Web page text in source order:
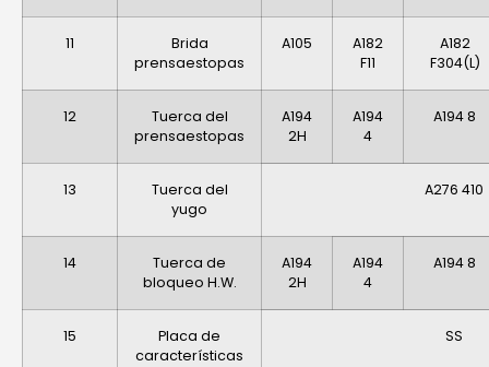
11
Brida
prensaestopas
A105
A182
F11
A182
F304(L)
12
Tuerca del
prensaestopas
A194
2H
A194
4
A194 8
13
Tuerca del
yugo
A276 410
14
Tuerca de
bloqueo H.W.
A194
2H
A194
4
A194 8
15
Placa de
características
SS